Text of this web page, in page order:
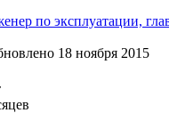
по эксплуатации,
18 ноября 2015